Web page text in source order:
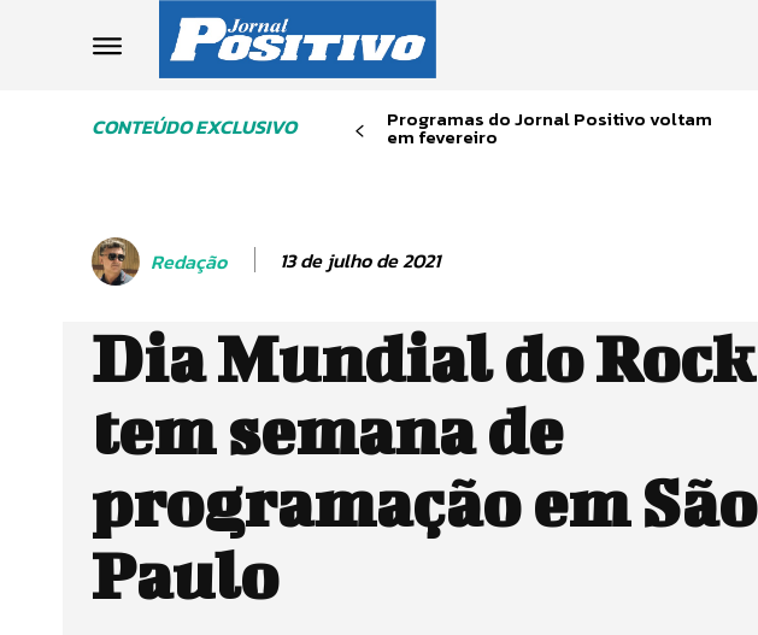
CONTEÚDO EXCLUSIVO Programas do Jornal Positivo voltam
em fevereiro
Redação 13 de julho de 2021
Dia Mundial do Rock
tem semana de
programação em São
Paulo